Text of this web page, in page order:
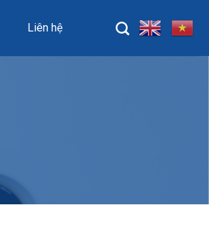
Liên hệ